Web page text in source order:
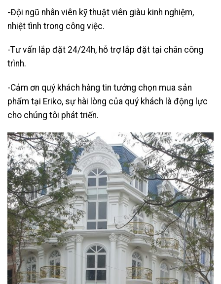
-Đội ngũ nhân viên kỹ thuật viên giàu kinh nghiệm,
nhiệt tình trong công việc.
-Tư vấn lắp đặt 24/24h, hỗ trợ lắp đặt tại chân công
trình.
-Cảm ơn quý khách hàng tin tưởng chọn mua sản
phẩm tại Eriko, sự hài lòng của quý khách là động lực
cho chúng tôi phát triển.